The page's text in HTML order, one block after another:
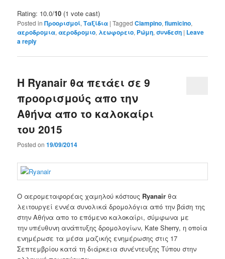
Rating: 10.0/10 (1 vote cast)
Posted in Προορισμοί,Ταξίδια |Tagged Ciampino,fiumicino,
αεροδρομια,αεροδρομιο, λεωφορειο, Ρώμη,συνδεση | Leave
a reply
Η Ryanair θα πετάει σε 9
προορισμούς απο την
Αθήνα απο το καλοκαίρι
του 2015
Posted on19/09/2014
Ο αερομεταφορέας χαμηλού κόστους Ryanair θα
λειτουργεί εννέα συνολικά δρομολόγια από την βάση της
στην Αθήνα απο το επόμενο καλοκαίρι, σύμφωνα με
την υπέυθυνη ανάπτυξης δρομολογίων, Kate Sherry, η οποία
ενημέρωσε τα μέσα μαζικής ενημέρωσης στις 17
Σεπτεμβρίου κατά τη διάρκεια συνέντευξης Τύπου στην